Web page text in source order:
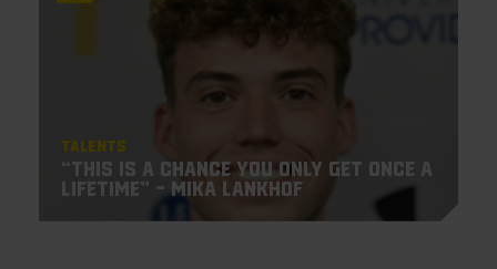
Talents
“This is a chance you only get once a
lifetime” – Mika Lankhof